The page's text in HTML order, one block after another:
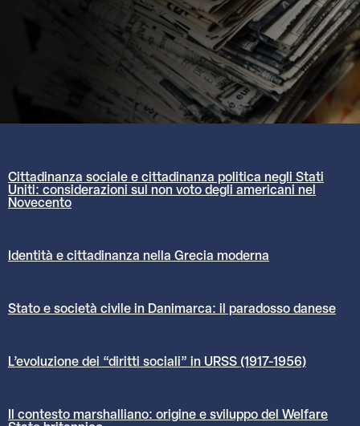
Cittadinanza sociale e cittadinanza politica negli Stati
Uniti: considerazioni sul non voto degli americani nel
Novecento
Identità e cittadinanza nella Grecia moderna
Stato e società civile in Danimarca: il paradosso danese
L’evoluzione dei “diritti sociali” in URSS (1917-1956)
Il contesto marshalliano: origine e sviluppo del Welfare